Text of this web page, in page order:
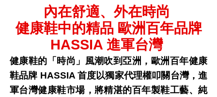
內在舒適、外在時尚
健康鞋中的精品 歐洲百年品牌
HASSIA 進軍台灣
健康鞋的「時尚」風潮吹到亞洲，歐洲百年健康
鞋品牌 HASSIA 首度以獨家代理權叩關台灣，進
軍台灣健康鞋市場，將精湛的百年製鞋工藝、純